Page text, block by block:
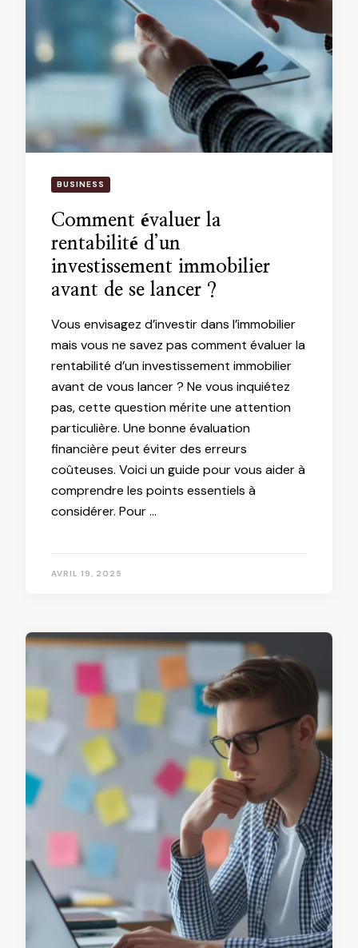
BUSINESS
Comment évaluer la
rentabilité d’un
investissement immobilier
avant de se lancer ?
Vous envisagez d’investir dans l’immobilier
mais vous ne savez pas comment évaluer la
rentabilité d’un investissement immobilier
avant de vous lancer ? Ne vous inquiétez
pas, cette question mérite une attention
particulière. Une bonne évaluation
financière peut éviter des erreurs
coûteuses. Voici un guide pour vous aider à
comprendre les points essentiels à
considérer. Pour …
AVRIL 19, 2025